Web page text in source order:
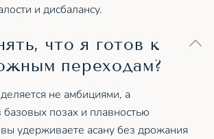
и дисбалансу.
что я готов к
переходам?
не амбициями, а
базовых позах и плавностью
удерживаете асану без дрожания